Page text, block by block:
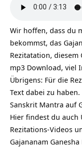
Wir hoffen, dass du
bekommst, das
Rezitatation, diesem
mp3 Download, viel
Übrigens: Für die
Text dabei zu
Sanskrit Mantra auf
Hier findest du auch
Rezitations-Videos
Gajananam